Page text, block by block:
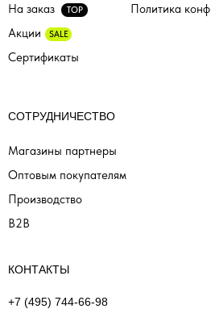
На заказ TOP
Производство
СОТРУДНИЧЕСТВО
Магазины партнеры
Оптовым покупателям
Акции SALE
КОНТАКТЫ
+7 (495) 744-66-98
Политика
Сертификаты
B2B